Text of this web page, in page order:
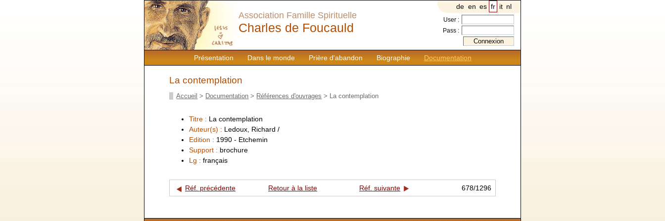
Présentation Dans le monde Prière d'abandon Biographie Documentation
Association Famille Spirituelle
Charles de Foucauld
de en es fr it nl
User :
Pass :
La contemplation
Accueil > Documentation > Références d'ouvrages > La contemplation
Titre : La contemplation
Auteur(s) : Ledoux, Richard /
Edition : 1990 - Etchemin
Support : brochure
Lg : français
Réf. précédente Retour à la liste Réf. suivante 678/1296